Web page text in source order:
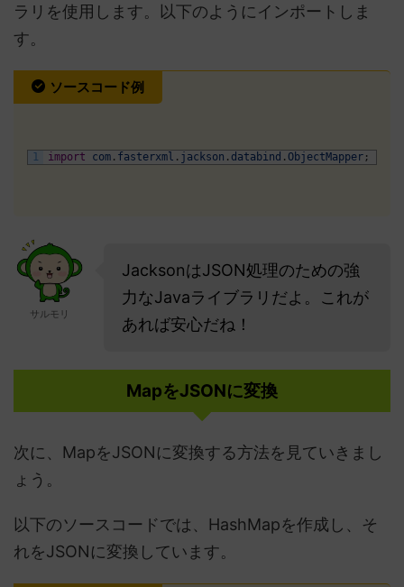
ラリを使用します。以下のようにインポートしま
す。
ソースコード例
1 import com . fasterxml . jackson . databind . ObjectMapper ;
サルモリ
JacksonはJSON処理のための強
力なJavaライブラリだよ。これが
あれば安心だね！
MapをJSONに変換
次に、MapをJSONに変換する方法を見ていきまし
ょう。
以下のソースコードでは、HashMapを作成し、そ
れをJSONに変換しています。